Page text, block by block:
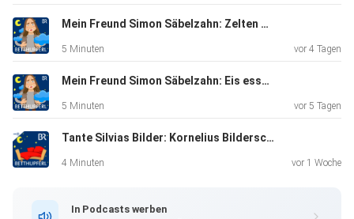
Mein Freund Simon Säbelzahn: Zelten gehen | Eine Gute-Nacht-Geschichte ab 5 Jahren
5 Minuten vor 4 Tagen
Mein Freund Simon Säbelzahn: Eis essen | Eine Gute-Nacht-Geschichte ab 5 Jahren
5 Minuten vor 5 Tagen
Tante Silvias Bilder: Kornelius Bilderschreck | Eine Gute-Nacht-Geschichte ab 5 Jahren / Mundart Oberfranken
4 Minuten vor 1 Woche
In Podcasts werben